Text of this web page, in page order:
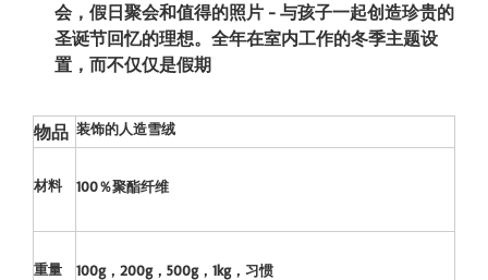
会，假日聚会和值得的照片 - 与孩子一起创造珍贵的
圣诞节回忆的理想。全年在室内工作的冬季主题设
置，而不仅仅是假期
物品 装饰的人造雪绒
材料 100％聚酯纤维
重量 100g，200g，500g，1kg，习惯